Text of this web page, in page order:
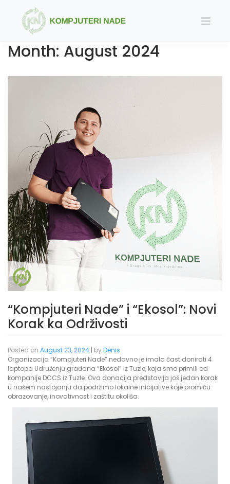
content
Month: August 2024
“Kompjuteri Nade” i “Ekosol”: Novi
Korak ka Održivosti
Posted on August 23, 2024 | byDenis
Organizacija “Kompjuteri Nade” nedavno je imala čast donirati 4
laptopa Udruženju građana “Ekosol” iz Tuzle, koja smo primili od
kompanije DCCS iz Tuzle. Ova donacija predstavlja još jedan korak
u našem nastojanju da podržimo lokalne inicijative koje promiču
obrazovanje, inovativnost i zaštitu okoliša.